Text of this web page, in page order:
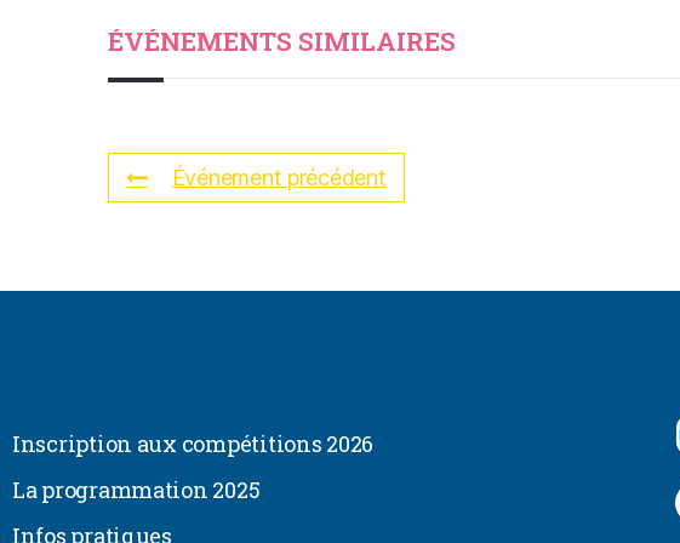
ÉVÉNEMENTS SIMILAIRES
Événement précédent
Inscription aux compétitions 2026
La programmation 2025
Infos pratiques